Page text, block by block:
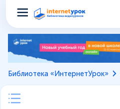
Библиотека «ИнтернетУрок»